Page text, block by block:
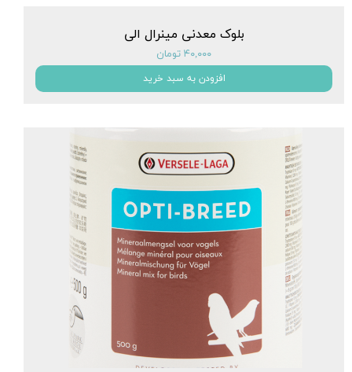
بلوک معدنی مینرال الی
۴۰,۰۰۰ تومان
افزودن به سبد خرید